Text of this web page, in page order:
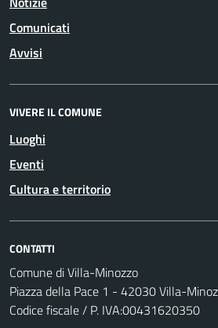
Comunicati
Avvisi
VIVERE IL COMUNE
Luoghi
Eventi
Cultura e territorio
CONTATTI
Comune di Villa-Minozzo
Piazza della Pace 1 - 42030 Villa-
Codice fiscale / P. IVA:00431620350